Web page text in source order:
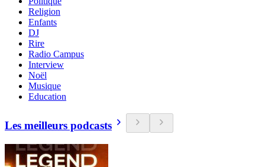
Religion
Enfants
DJ
Rire
Radio Campus
Interview
Noël
Musique
Education
Les meilleurs podcasts